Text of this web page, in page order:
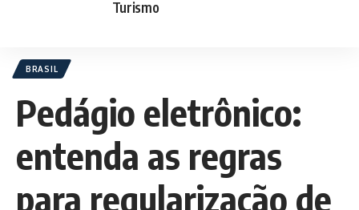
Turismo
BRASIL
Pedágio eletrônico:
entenda as regras
para regularização de